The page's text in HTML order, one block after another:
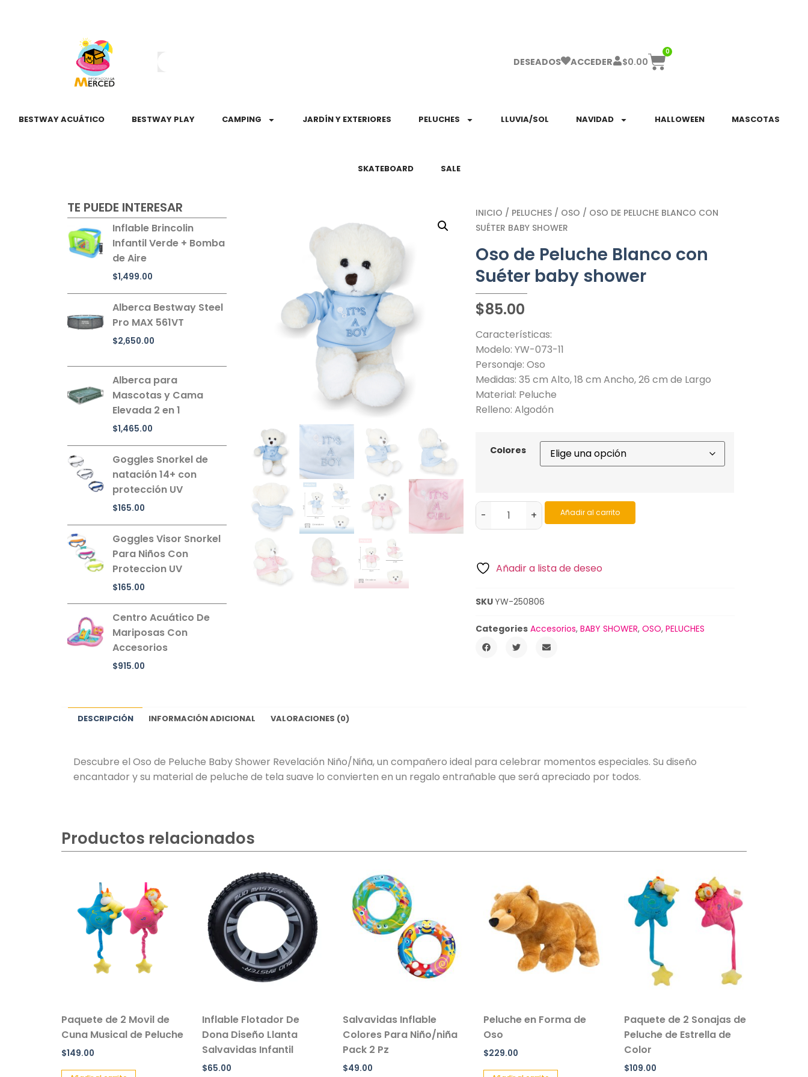
DESEADOS ACCEDER $0.00
0
BESTWAY ACUÁTICO BESTWAY PLAY CAMPING JARDÍN Y EXTERIORES PELUCHES LLUVIA/SOL NAVIDAD HALLOWEEN MASCOTAS
SKATEBOARD SALE
TE PUEDE INTERESAR
Inflable Brincolin
Infantil Verde + Bomba
de Aire
$1,499.00
Alberca Bestway Steel
Pro MAX 561VT
$2,650.00
Alberca para
Mascotas y Cama
Elevada 2 en 1
$1,465.00
Goggles Snorkel de
natación 14+ con
protección UV
$165.00
Goggles Visor Snorkel
Para Niños Con
Proteccion UV
$165.00
Centro Acuático De
Mariposas Con
Accesorios
$915.00
INICIO / PELUCHES / OSO / OSO DE PELUCHE BLANCO CON
SUÉTER BABY SHOWER
Oso de Peluche Blanco con
Suéter baby shower
$85.00
Características:
Modelo: YW-073-11
Personaje: Oso
Medidas: 35 cm Alto, 18 cm Ancho, 26 cm de Largo
Material: Peluche
Relleno: Algodón
Colores
- + Añadir al carrito
Añadir a lista de deseo
SKUYW-250806
Categories Accesorios,BABY SHOWER,OSO,PELUCHES
DESCRIPCIÓN INFORMACIÓN ADICIONAL VALORACIONES (0)
Descubre el Oso de Peluche Baby Shower Revelación Niño/Niña, un compañero ideal para celebrar momentos especiales. Su diseño
encantador y su material de peluche de tela suave lo convierten en un regalo entrañable que será apreciado por todos.
Productos relacionados
Paquete de 2 Movil de
Cuna Musical de Peluche
$149.00
Inflable Flotador De
Dona Diseño Llanta
Salvavidas Infantil
$65.00
Salvavidas Inflable
Colores Para Niño/niña
Pack 2 Pz
$49.00
Peluche en Forma de
Oso
$229.00
Paquete de 2 Sonajas de
Peluche de Estrella de
Color
$109.00